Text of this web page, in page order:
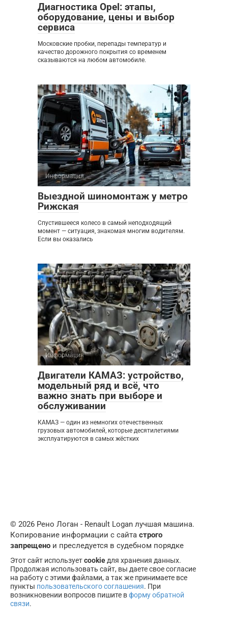
Диагностика Opel: этапы,
оборудование, цены и выбор
сервиса
Московские пробки, перепады температур и
качество дорожного покрытия со временем
сказываются на любом автомобиле.
Информация 0
Выездной шиномонтаж у метро
Рижская
Спустившееся колесо в самый неподходящий
момент — ситуация, знакомая многим водителям.
Если вы оказались
Информация 0
Двигатели КАМАЗ: устройство,
модельный ряд и всё, что
важно знать при выборе и
обслуживании
КАМАЗ — один из немногих отечественных
грузовых автомобилей, которые десятилетиями
эксплуатируются в самых жёстких
© 2026 Рено Логан - Renault Logan лучшая машина.
Копирование информации с сайта строго
запрещено и преследуется в судебном порядке
Этот сайт используетcookie для хранения данных.
Продолжая использовать сайт, вы даете свое согласие
на работу с этими файлами, а так же принимаете все
пункты пользовательского соглашения. При
возникновении вопросов пишите вформу обратной
связи.